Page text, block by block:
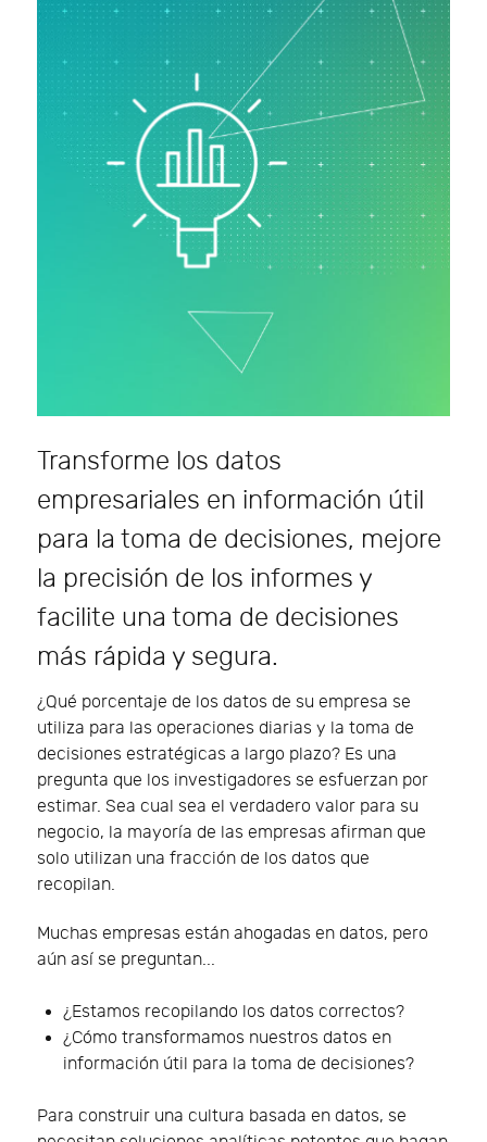
Transforme los datos
empresariales en información útil
para la toma de decisiones, mejore
la precisión de los informes y
facilite una toma de decisiones
más rápida y segura.
¿Qué porcentaje de los datos de su empresa se
utiliza para las operaciones diarias y la toma de
decisiones estratégicas a largo plazo? Es una
pregunta que los investigadores se esfuerzan por
estimar. Sea cual sea el verdadero valor para su
negocio, la mayoría de las empresas afirman que
solo utilizan una fracción de los datos que
recopilan.
Muchas empresas están ahogadas en datos, pero
aún así se preguntan...
¿Estamos recopilando los datos correctos?
¿Cómo transformamos nuestros datos en
información útil para la toma de decisiones?
Para construir una cultura basada en datos, se